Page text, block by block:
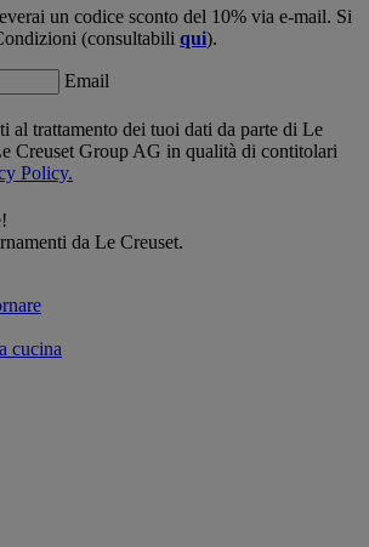
un codice sconto del 10% via e-mail. Si
(consultabili qui).
Email
al trattamento dei tuoi dati da parte di Le
Creuset Group AG in qualità di contitolari
Policy.
da Le Creuset.
cucina